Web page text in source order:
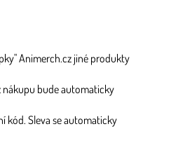
Animerch.cz jiné produkty
nákupu bude automaticky
kód. Sleva se automaticky